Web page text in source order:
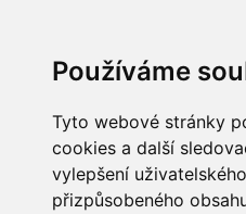
Používáme
Tyto webové stránky
cookies a další
vylepšení
přizpůsobeného